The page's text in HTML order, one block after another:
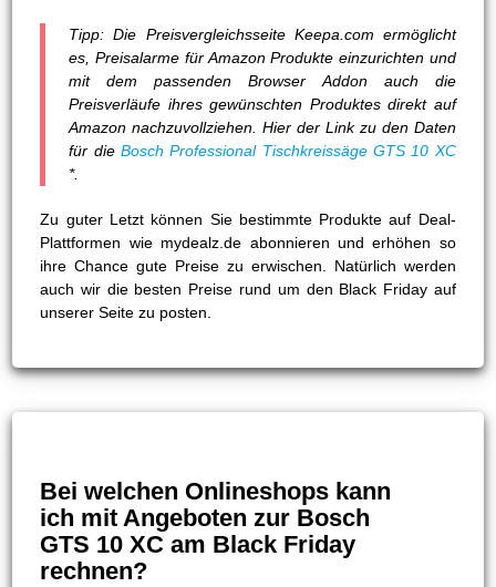
Tipp: Die Preisvergleichsseite Keepa.com ermöglicht
es, Preisalarme für Amazon Produkte einzurichten und
mit dem passenden Browser Addon auch die
Preisverläufe ihres gewünschten Produktes direkt auf
Amazon nachzuvollziehen. Hier der Link zu den Daten
für die Bosch Professional Tischkreissäge GTS 10 XC
*.
Zu guter Letzt können Sie bestimmte Produkte auf Deal-
Plattformen wie mydealz.de abonnieren und erhöhen so
ihre Chance gute Preise zu erwischen. Natürlich werden
auch wir die besten Preise rund um den Black Friday auf
unserer Seite zu posten.
Bei welchen Onlineshops kann
ich mit Angeboten zur Bosch
GTS 10 XC am Black Friday
rechnen?